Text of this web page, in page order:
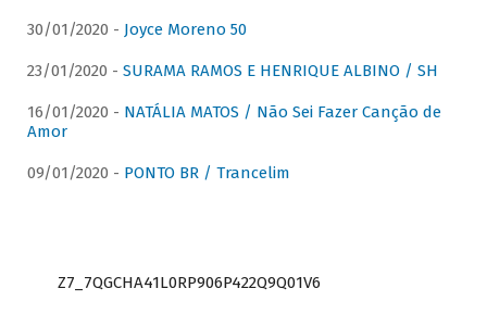
30/01/2020 - Joyce Moreno 50
23/01/2020 - SURAMA RAMOS E HENRIQUE ALBINO / SH
16/01/2020 - NATÁLIA MATOS / Não Sei Fazer Canção de
Amor
09/01/2020 - PONTO BR / Trancelim
Z7_7QGCHA41L0RP906P422Q9Q01V6